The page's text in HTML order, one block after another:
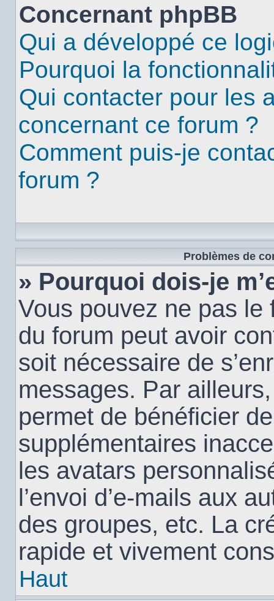
Concernant phpBB
Qui a développé ce
Pourquoi la
Qui contacter pour les
concernant ce forum ?
Comment puis-je
forum ?
Problèmes de
» Pourquoi dois-je
Vous pouvez ne pas le
du forum peut avoir
soit nécessaire de
messages. Par
permet de bénéficier
supplémentaires
les avatars
l’envoi d’e-mails aux
des groupes, etc. La
rapide et vivement
Haut